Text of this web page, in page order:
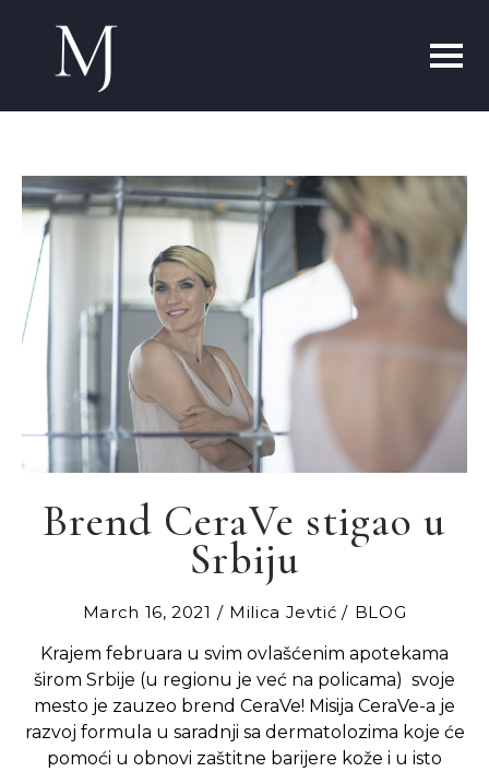
Brend CeraVe stigao u
Srbiju
March 16, 2021 Milica Jevtić
BLOG
Krajem februara u svim ovlašćenim apotekama
širom Srbije (u regionu je već na policama) svoje
mesto je zauzeo brend CeraVe! Misija CeraVe-a je
razvoj formula u saradnji sa dermatolozima koje će
pomoći u obnovi zaštitne barijere kože i u isto